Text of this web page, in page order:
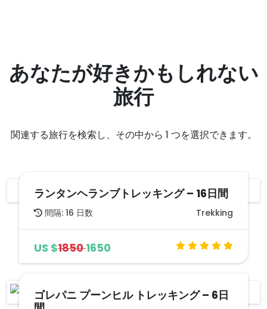
あなたが好きかもしれない
旅行
関連する旅行を検索し、その中から 1 つを選択できます。
ランタンヘランブトレッキング – 16日間
間隔: 16 日数 Trekking
US $18501650
ゴレパニ プーンヒル トレッキング – 6日